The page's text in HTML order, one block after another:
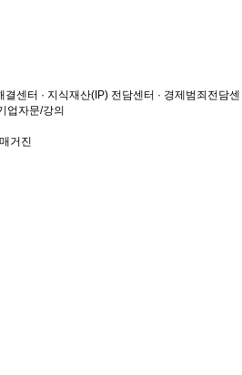
결센터 · 지식재산(IP) 전담센터 · 경제범죄전담센
업자문/강의
거진